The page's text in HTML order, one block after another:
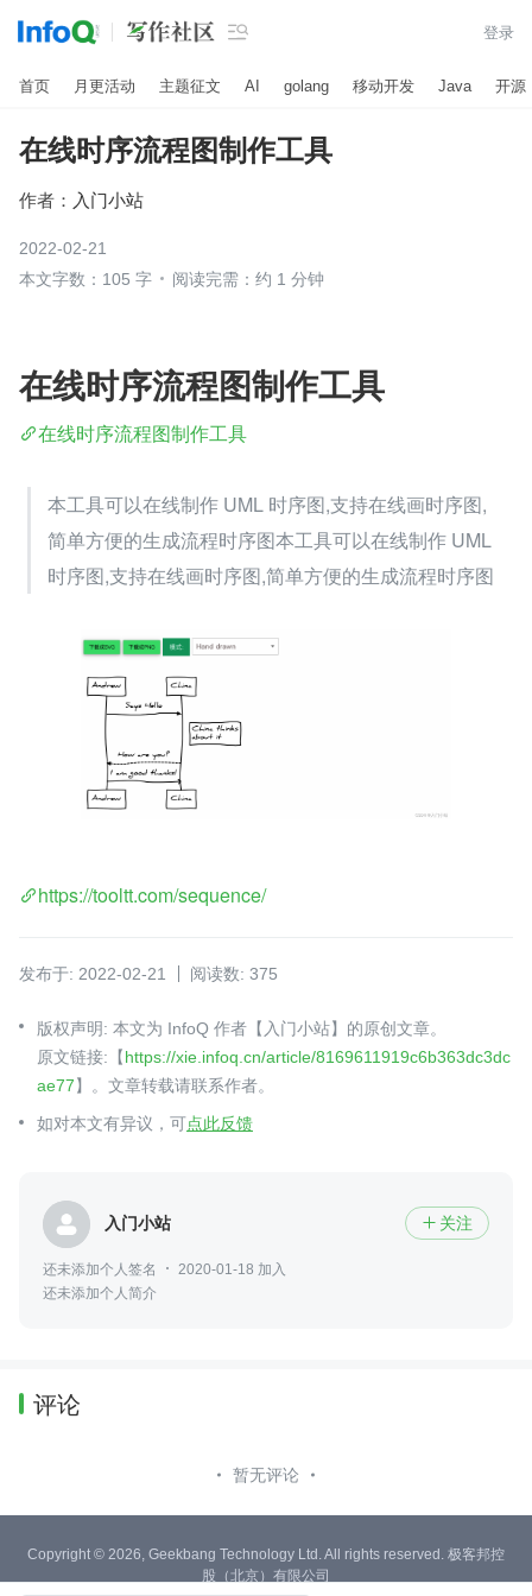
 登录
首页 月更活动 主题征文 AI golang 移动开发 Java 开源
在线时序流程图制作工具
作者： 入门小站
2022-02-21
本文字数：105 字
阅读完需：约 1 分钟
在线时序流程图制作工具
在线时序流程图制作工具
本工具可以在线制作 UML 时序图,支持在线画时序图,
简单方便的生成流程时序图本工具可以在线制作 UML
时序图,支持在线画时序图,简单方便的生成流程时序图
https://tooltt.com/sequence/
发布于: 2022-02-21 阅读数: 375
版权声明: 本文为 InfoQ 作者【入门小站】的原创文章。
原文链接:【https://xie.infoq.cn/article/8169611919c6b363dc3dc
ae77】。文章转载请联系作者。
如对本文有异议，可点此反馈
入门小站  关注
还未添加个人签名
2020-01-18 加入
还未添加个人简介
评论
暂无评论
Copyright © 2026, Geekbang Technology Ltd. All rights reserved. 极客邦控
股（北京）有限公司